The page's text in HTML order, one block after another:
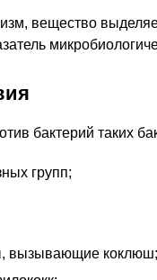
вещество
бактерий таких
групп;
вызывающие коклюш;